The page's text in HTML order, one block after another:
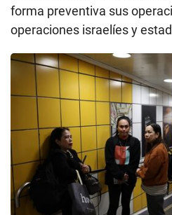
forma preventiva sus
operaciones israelíes y